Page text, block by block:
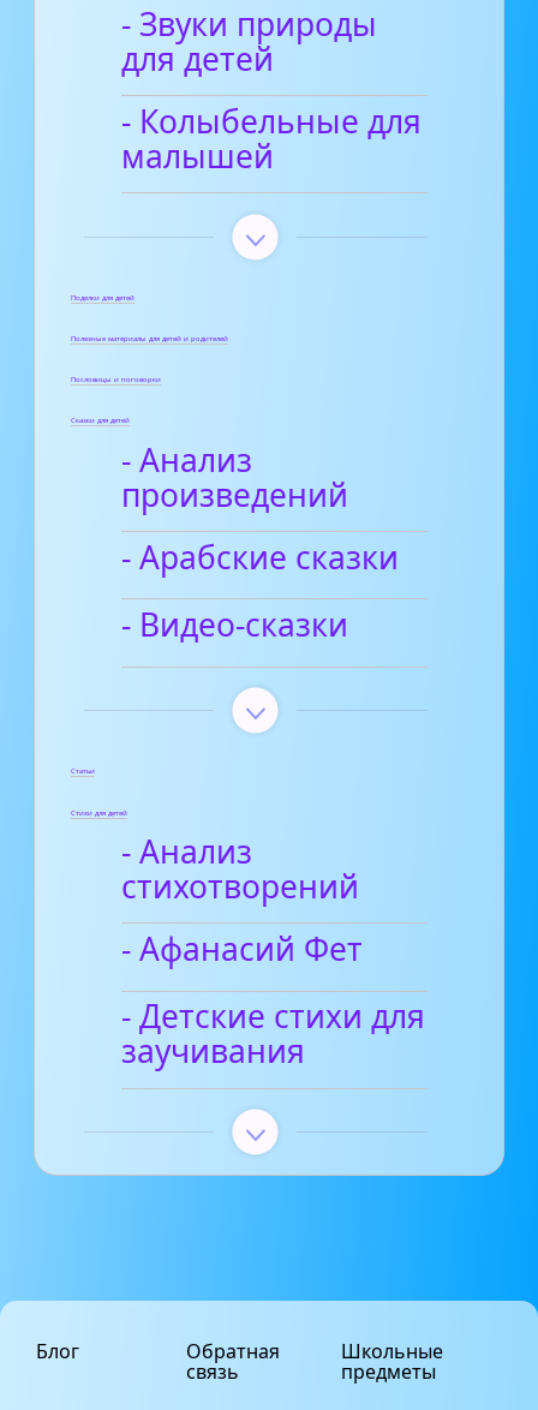
- Звуки природы
для детей
- Колыбельные для
малышей
Поделки для детей
Полезные материалы для детей и родителей
Пословицы и поговорки
Сказки для детей
- Анализ
произведений
- Арабские сказки
- Видео-сказки
Статьи
Стихи для детей
- Анализ
стихотворений
- Афанасий Фет
- Детские стихи для
заучивания
Блог Обратная
связь
Школьные
предметы